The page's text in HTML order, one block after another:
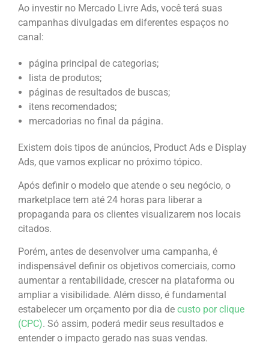
Ao investir no Mercado Livre Ads, você terá suas
campanhas divulgadas em diferentes espaços no
canal:
página principal de categorias;
lista de produtos;
páginas de resultados de buscas;
itens recomendados;
mercadorias no final da página.
Existem dois tipos de anúncios, Product Ads e Display
Ads, que vamos explicar no próximo tópico.
Após definir o modelo que atende o seu negócio, o
marketplace tem até 24 horas para liberar a
propaganda para os clientes visualizarem nos locais
citados.
Porém, antes de desenvolver uma campanha, é
indispensável definir os objetivos comerciais, como
aumentar a rentabilidade, crescer na plataforma ou
ampliar a visibilidade. Além disso, é fundamental
estabelecer um orçamento por dia de custo por clique
(CPC). Só assim, poderá medir seus resultados e
entender o impacto gerado nas suas vendas.